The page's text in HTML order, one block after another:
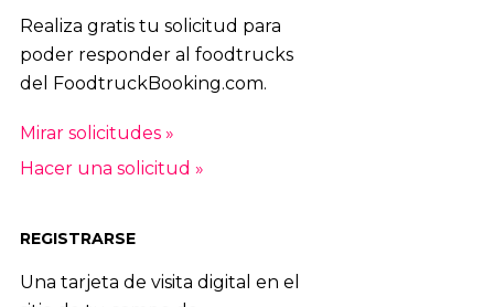
Realiza gratis tu solicitud para
poder responder al foodtrucks
del FoodtruckBooking.com.
Mirar solicitudes »
Hacer una solicitud »
REGISTRARSE
Una tarjeta de visita digital en el